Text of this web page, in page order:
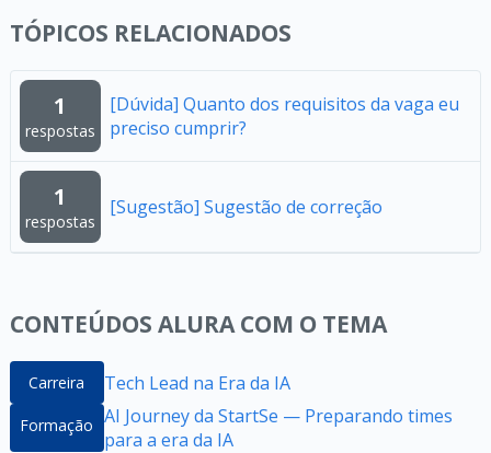
TÓPICOS RELACIONADOS
1
respostas
[Dúvida] Quanto dos requisitos da vaga eu
preciso cumprir?
1
respostas
[Sugestão] Sugestão de correção
CONTEÚDOS ALURA COM O TEMA
Carreira Tech Lead na Era da IA
Formação AI Journey da StartSe — Preparando times
para a era da IA